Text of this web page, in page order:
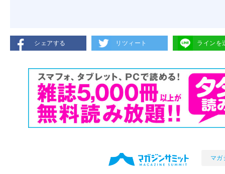
シェアする リツィート ラインを
マガ